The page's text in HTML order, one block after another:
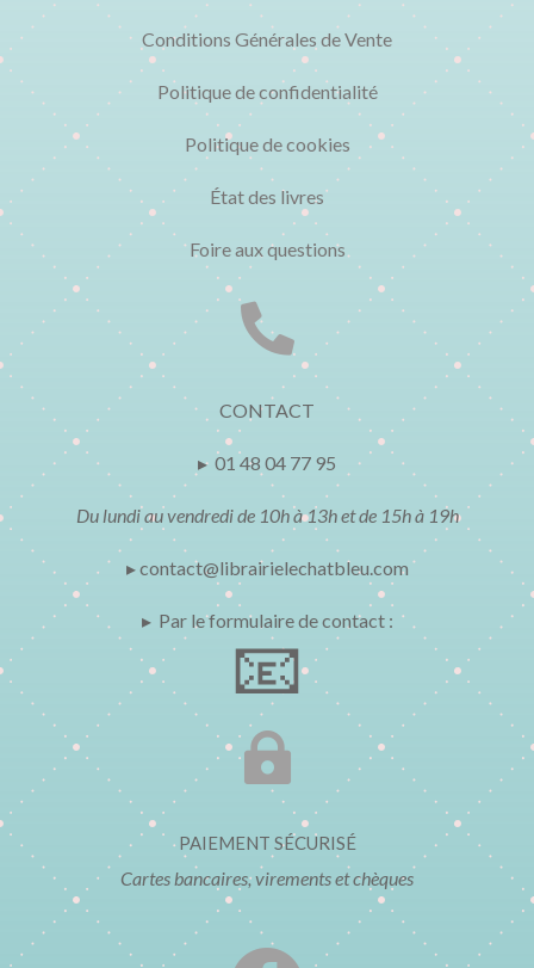
Conditions Générales de Vente
Politique de confidentialité
Politique de cookies
État des livres
Foire aux questions

CONTACT
▸ 01 48 04 77 95
Du lundi au vendredi de 10h à 13h et de 15h à 19h
▸ contact@librairielechatbleu.com
▸ Par le formulaire de contact :
📧

PAIEMENT SÉCURISÉ
Cartes bancaires, virements et chèques